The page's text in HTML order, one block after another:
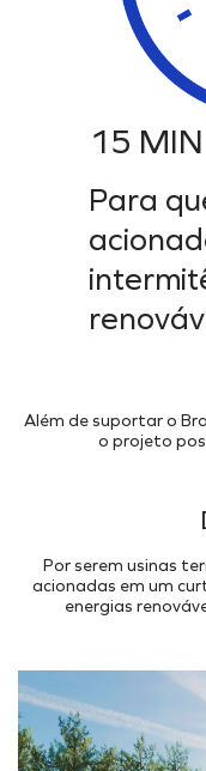
15 MIN
Para
Além de suportar o
o projeto
Por serem usinas
acionadas em um
energias